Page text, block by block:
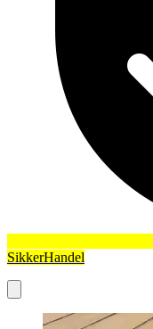
SikkerHandel